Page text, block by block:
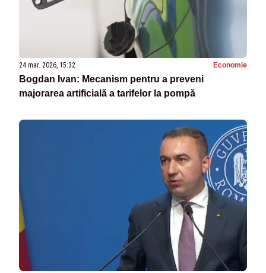
24 mar. 2026, 15:32 Economie
Bogdan Ivan: Mecanism pentru a preveni
majorarea artificială a tarifelor la pompă